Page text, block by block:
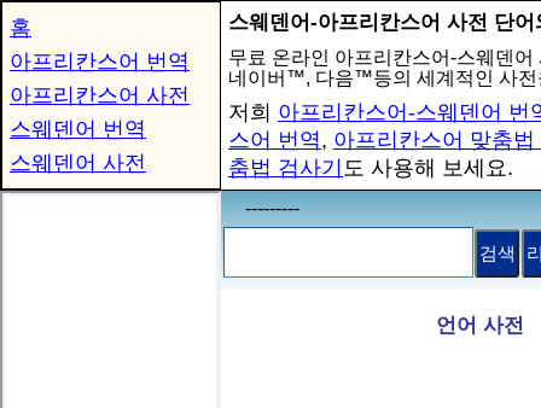
홈
아프리칸스어 번역
아프리칸스어 사전
스웨덴어 번역
스웨덴어 사전
스웨덴어-아프리칸스어 사전 단
무료 온라인 아프리칸스어-스웨덴
네이버™, 다음™등의 세계적인 사전
저희 아프리칸스어-스웨덴어 번
스어 번역, 아프리칸스어 맞춤법
춤법 검사기 도 사용해 보세요.